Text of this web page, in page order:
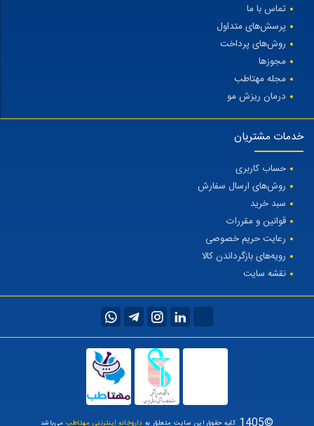
تماس با ما
پرسش‌های متداول
روش‌های پرداخت
مجوزها
مجله مهتاطب
درمان ریزش مو
خدمات مشتریان
حساب کاربری
روش‌های ارسال سفارش
سبد خرید
قوانین و مقررات
رعایت حریم خصوصی
رویه‌های بازگرداندن کالا
نقشه سایت
کلیه حقوق این سایت متعلق به داروخانه اینترنتی مهتاطبمی‌باشد